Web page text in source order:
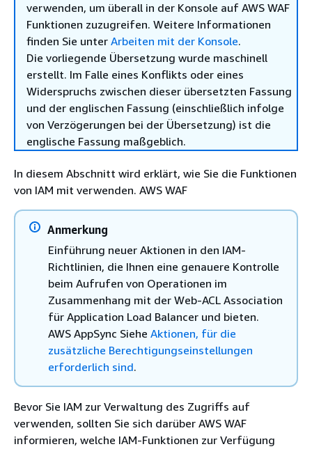
verwenden, um überall in der Konsole auf AWS WAF
Funktionen zuzugreifen. Weitere Informationen
finden Sie unter Arbeiten mit der Konsole.
Die vorliegende Übersetzung wurde maschinell
erstellt. Im Falle eines Konflikts oder eines
Widerspruchs zwischen dieser übersetzten Fassung
und der englischen Fassung (einschließlich infolge
von Verzögerungen bei der Übersetzung) ist die
englische Fassung maßgeblich.
In diesem Abschnitt wird erklärt, wie Sie die Funktionen
von IAM mit verwenden. AWS WAF
Anmerkung
Einführung neuer Aktionen in den IAM-
Richtlinien, die Ihnen eine genauere Kontrolle
beim Aufrufen von Operationen im
Zusammenhang mit der Web-ACL Association
für Application Load Balancer und bieten.
AWS AppSync Siehe Aktionen, für die
zusätzliche Berechtigungseinstellungen
erforderlich sind.
Bevor Sie IAM zur Verwaltung des Zugriffs auf
verwenden, sollten Sie sich darüber AWS WAF
informieren, welche IAM-Funktionen zur Verfügung